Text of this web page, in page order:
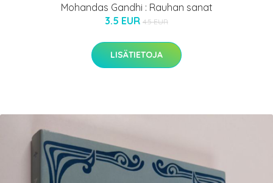
Mohandas Gandhi : Rauhan sanat
3.5 EUR 4.5 EUR
LISÄTIETOJA